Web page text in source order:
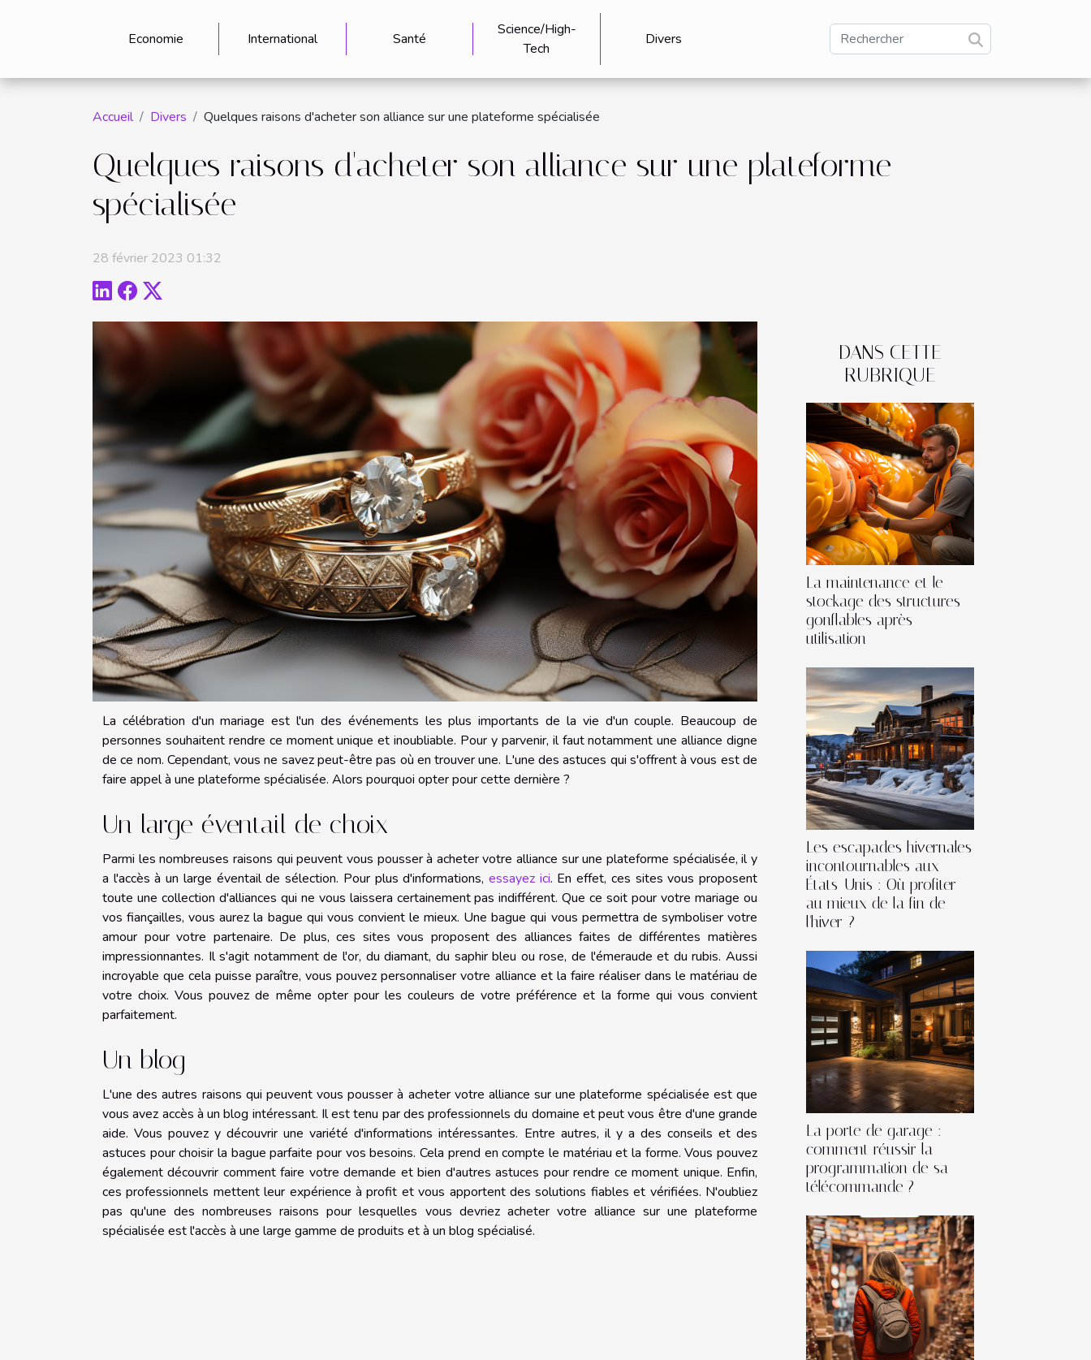
Economie International Santé
Science/High-
Tech
Divers
Accueil Divers Quelques raisons d'acheter son alliance sur une plateforme spécialisée
Quelques raisons d'acheter son alliance sur une plateforme
spécialisée
28 février 2023 01:32
La célébration d'un mariage est l'un des événements les plus importants de la vie d'un couple. Beaucoup de
personnes souhaitent rendre ce moment unique et inoubliable. Pour y parvenir, il faut notamment une alliance digne
de ce nom. Cependant, vous ne savez peut-être pas où en trouver une. L'une des astuces qui s'offrent à vous est de
faire appel à une plateforme spécialisée. Alors pourquoi opter pour cette dernière ?
Un large éventail de choix
Parmi les nombreuses raisons qui peuvent vous pousser à acheter votre alliance sur une plateforme spécialisée, il y
a l'accès à un large éventail de sélection. Pour plus d'informations, essayez ici. En effet, ces sites vous proposent
toute une collection d'alliances qui ne vous laissera certainement pas indifférent. Que ce soit pour votre mariage ou
vos fiançailles, vous aurez la bague qui vous convient le mieux. Une bague qui vous permettra de symboliser votre
amour pour votre partenaire. De plus, ces sites vous proposent des alliances faites de différentes matières
impressionnantes. Il s'agit notamment de l'or, du diamant, du saphir bleu ou rose, de l'émeraude et du rubis. Aussi
incroyable que cela puisse paraître, vous pouvez personnaliser votre alliance et la faire réaliser dans le matériau de
votre choix. Vous pouvez de même opter pour les couleurs de votre préférence et la forme qui vous convient
parfaitement.
Un blog
L'une des autres raisons qui peuvent vous pousser à acheter votre alliance sur une plateforme spécialisée est que
vous avez accès à un blog intéressant. Il est tenu par des professionnels du domaine et peut vous être d'une grande
aide. Vous pouvez y découvrir une variété d'informations intéressantes. Entre autres, il y a des conseils et des
astuces pour choisir la bague parfaite pour vos besoins. Cela prend en compte le matériau et la forme. Vous pouvez
également découvrir comment faire votre demande et bien d'autres astuces pour rendre ce moment unique. Enfin,
ces professionnels mettent leur expérience à profit et vous apportent des solutions fiables et vérifiées. N'oubliez
pas qu'une des nombreuses raisons pour lesquelles vous devriez acheter votre alliance sur une plateforme
spécialisée est l'accès à une large gamme de produits et à un blog spécialisé.
DANS CETTE
RUBRIQUE
La maintenance et le
stockage des structures
gonflables après
utilisation
Les escapades hivernales
incontournables aux
États-Unis : Où profiter
au mieux de la fin de
l'hiver ?
La porte de garage :
comment réussir la
programmation de sa
télécommande ?